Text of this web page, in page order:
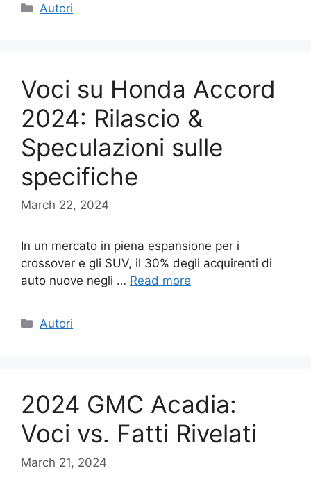
Categories
Autori
Voci su Honda Accord
2024: Rilascio &
Speculazioni sulle
specifiche
March 22, 2024
In un mercato in piena espansione per i
crossover e gli SUV, il 30% degli acquirenti di
auto nuove negli … Read more
Categories
Autori
2024 GMC Acadia:
Voci vs. Fatti Rivelati
March 21, 2024